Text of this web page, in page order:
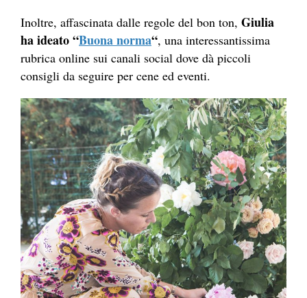
Inoltre, affascinata dalle regole del bon ton, Giulia
ha ideato “Buona norma“, una interessantissima
rubrica online sui canali social dove dà piccoli
consigli da seguire per cene ed eventi.